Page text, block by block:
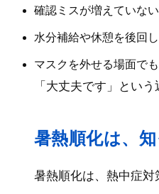
確認ミスが増えていな
水分補給や休憩を後回
マスクを外せる場面で
「大丈夫です」とい
暑熱順化は、
暑熱順化は、熱中症対